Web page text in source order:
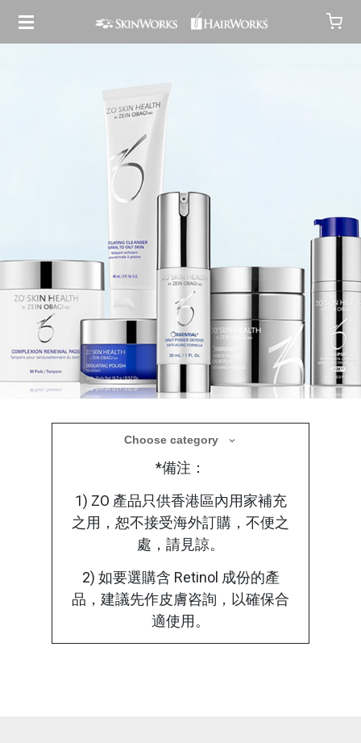
醫學美容產品
療程後選用合適的醫學護理產品，使肌膚在修
復過程中獲得更全面的保護
Choose category
*備注：
1) ZO 產品只供香港區內用家補充
之用，恕不接受海外訂購，不便之
處，請見諒。
2) 如要選購含 Retinol 成份的產
品，建議先作皮膚咨詢，以確保合
適使用。